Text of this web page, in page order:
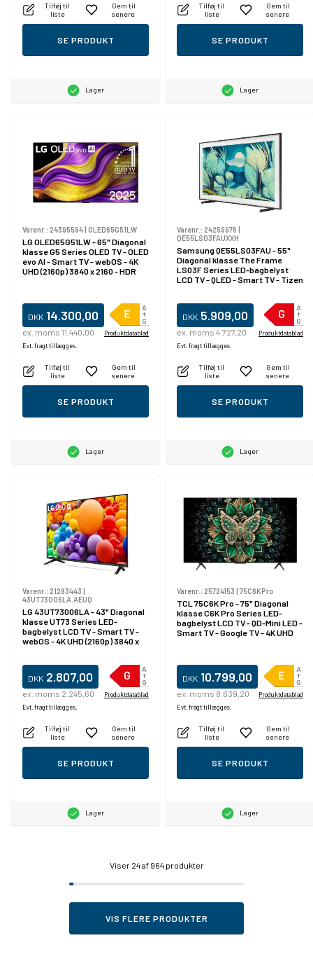
Tilføj til
liste
Gem til
senere
SE PRODUKT
Lager
Tilføj til
liste
Gem til
senere
SE PRODUKT
Lager
Varenr.: 24395594 OLED65G51LW
LG OLED65G51LW - 65" Diagonal
klasse G5 Series OLED TV - OLED
evo AI - Smart TV - webOS - 4K
UHD (2160p) 3840 x 2160 - HDR
DKK 14.300,00
ex. moms 11.440,00
Evt. fragt tillægges.
Produktdatablad
Tilføj til
liste
Gem til
senere
SE PRODUKT
Lager
Varenr.: 24259976
QE55LS03FAUXXH
Samsung QE55LS03FAU - 55"
Diagonal klasse The Frame
LS03F Series LED-bagbelyst
LCD TV - QLED - Smart TV - Tizen
DKK 5.909,00
ex. moms 4.727,20
Evt. fragt tillægges.
Produktdatablad
Tilføj til
liste
Gem til
senere
SE PRODUKT
Lager
Varenr.: 21283443 |
43UT73006LA.AEUQ
LG 43UT73006LA - 43" Diagonal
klasse UT73 Series LED-
bagbelyst LCD TV - Smart TV -
webOS - 4K UHD (2160p) 3840 x
DKK 2.807,00
ex. moms 2.245,60
Evt. fragt tillægges.
Produktdatablad
Tilføj til
liste
Gem til
senere
SE PRODUKT
Lager
Varenr.: 25724153 | 75C6KPro
TCL 75C6K Pro - 75" Diagonal
klasse C6K Pro Series LED-
bagbelyst LCD TV - QD-Mini LED -
Smart TV - Google TV - 4K UHD
DKK 10.799,00
ex. moms 8.639,20
Evt. fragt tillægges.
Produktdatablad
Tilføj til
liste
Gem til
senere
SE PRODUKT
Lager
Viser 24af 964 produkter
VIS FLERE PRODUKTER